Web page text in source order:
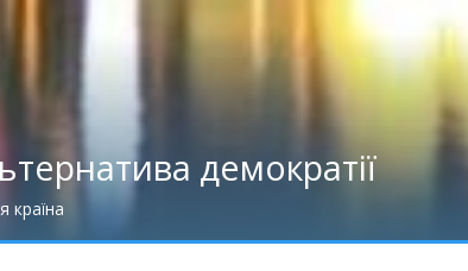
демократії
країна